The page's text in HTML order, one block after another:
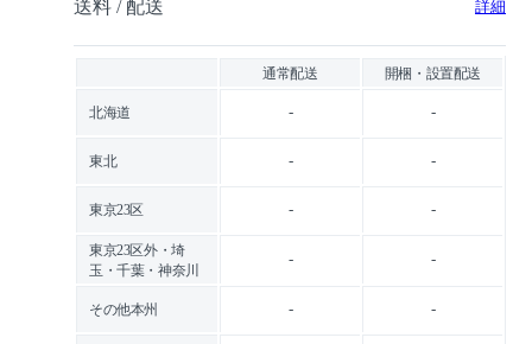
送料 / 配送 詳細
通常配送 開梱・設置配送
北海道 - -
東北 - -
東京23区 - -
東京23区外・埼
玉・千葉・神奈川
- -
その他本州 - -